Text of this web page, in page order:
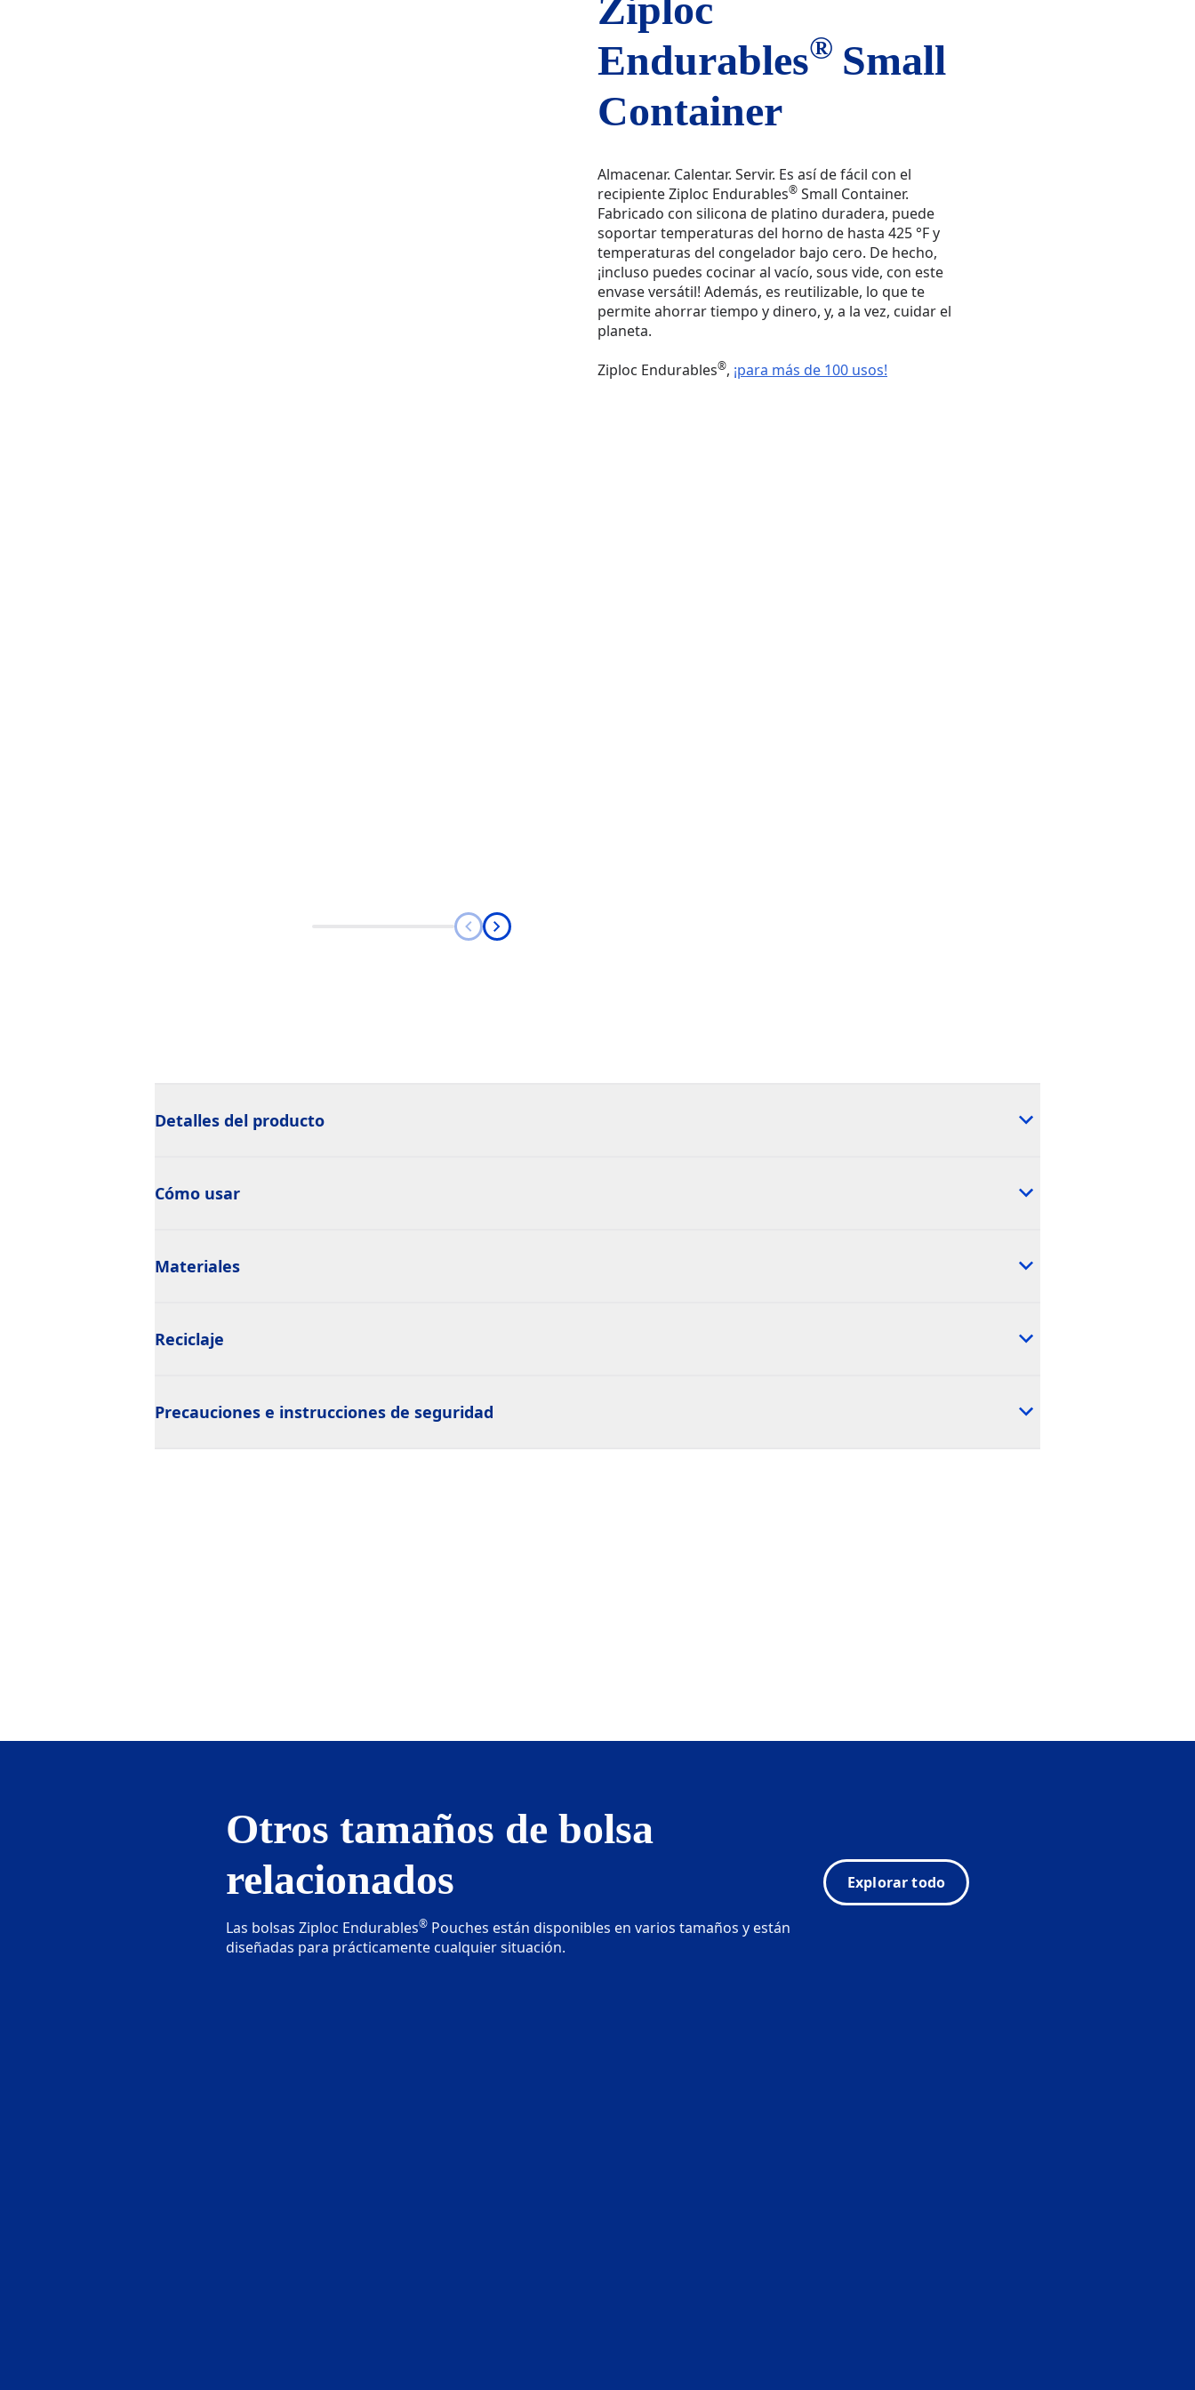
Ziploc
Endurables® Small
Container
Almacenar. Calentar. Servir. Es así de fácil con el
recipiente Ziploc Endurables® Small Container.
Fabricado con silicona de platino duradera, puede
soportar temperaturas del horno de hasta 425 °F y
temperaturas del congelador bajo cero. De hecho,
¡incluso puedes cocinar al vacío, sous vide, con este
envase versátil! Además, es reutilizable, lo que te
permite ahorrar tiempo y dinero, y, a la vez, cuidar el
planeta.
Ziploc Endurables®, ¡para más de 100 usos!
Detalles del producto
Cómo usar
Materiales
Reciclaje
Precauciones e instrucciones de seguridad
Otros tamaños de bolsa
relacionados
Las bolsas Ziploc Endurables® Pouches están disponibles en varios tamaños y están
diseñadas para prácticamente cualquier situación.
Explorar todo